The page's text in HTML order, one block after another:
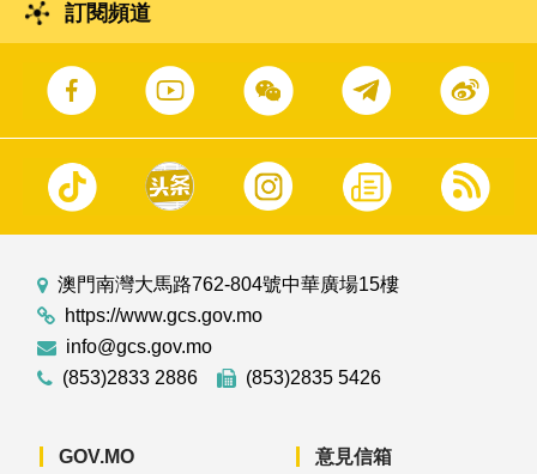
訂閱頻道
澳門南灣大馬路762-804號中華廣場15樓
https://www.gcs.gov.mo
info@gcs.gov.mo
(853)2833 2886
(853)2835 5426
GOV.MO 意見信箱